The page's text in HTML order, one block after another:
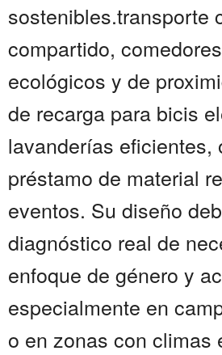
sostenibles.transporte
compartido,
ecológicos y de
de recarga para bicis
lavanderías eficientes,
préstamo de material
eventos. Su diseño
diagnóstico real de
enfoque de género y
especialmente en
o en zonas con climas